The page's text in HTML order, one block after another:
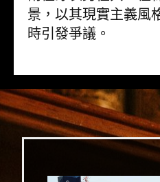
景，以其現實主義風
時引發爭議。